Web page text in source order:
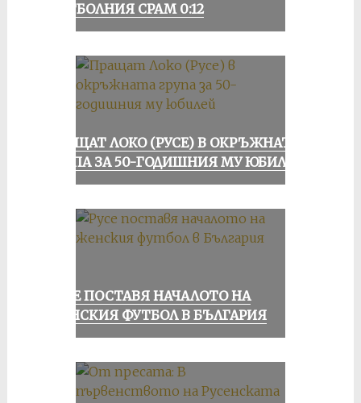
ФУТБОЛНИЯ СРАМ 0:12
ПРАЩАТ ЛОКО (РУСЕ) В ОКРЪЖНАТА
ГРУПА ЗА 50-ГОДИШНИЯ МУ ЮБИЛЕЙ
РУСЕ ПОСТАВЯ НАЧАЛОТО НА
ЖЕНСКИЯ ФУТБОЛ В БЪЛГАРИЯ